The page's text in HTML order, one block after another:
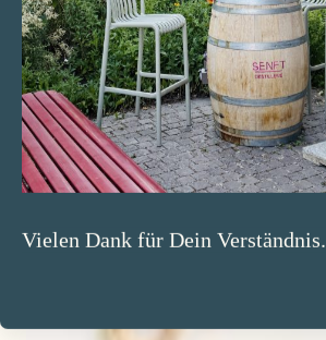
Vielen Dank für Dein Verständnis.